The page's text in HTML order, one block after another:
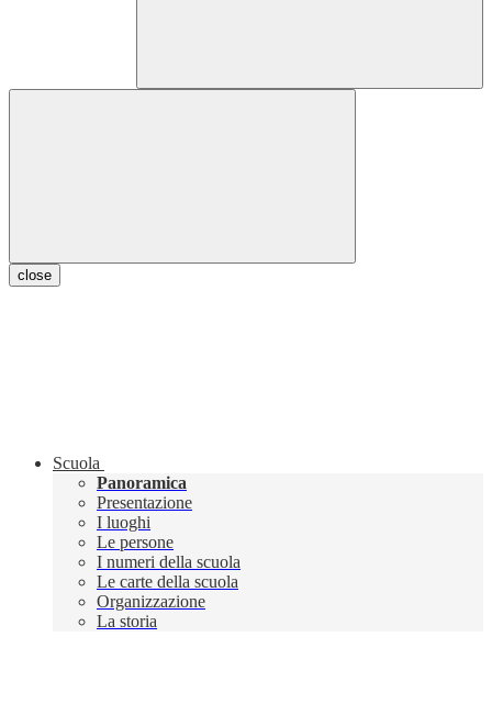
close
Scuola
Panoramica
Presentazione
I luoghi
Le persone
I numeri della scuola
Le carte della scuola
Organizzazione
La storia